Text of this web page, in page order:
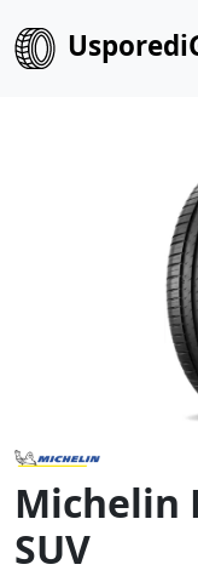
Michelin
SUV